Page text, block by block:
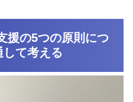
援の5つの原則につ
て考える